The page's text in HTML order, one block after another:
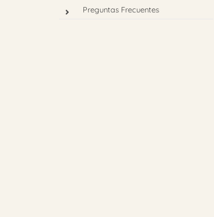
Preguntas Frecuentes